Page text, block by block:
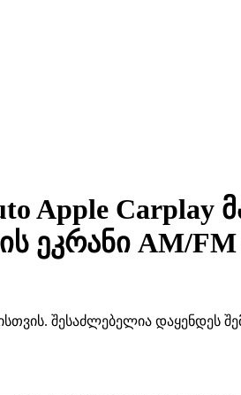
Apple Carplay
ეკრანი AM/
შესაძლებელია დაყენდეს